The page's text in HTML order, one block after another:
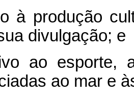
à produção
divulgação; e
ao esporte,
ao mar e